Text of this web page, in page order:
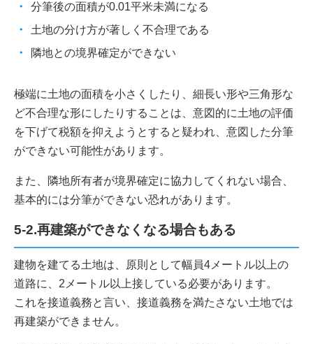
分筆後の面積が0.01平米未満になる
土地の分け方が著しく不合理である
隣地との境界確定ができない
極端に土地の面積を小さくしたり、細長い形や三角形な
ど不合理な形にしたりすることは、意図的に土地の評価
を下げて税額を抑えようとすると疑われ、意図した分筆
ができない可能性があります。
また、隣地所有者が境界確定に協力してくれない場合、
基本的には分筆ができない恐れがあります。
5-2.再建築ができなくなる場合もある
建物を建てる土地は、原則として幅員4メートル以上の
道路に、2メートル以上接している必要があります。
これを接道義務と言い、接道義務を満たさない土地では
再建築ができません。